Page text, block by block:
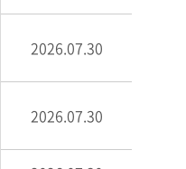
2026.07.30
2026.07.30